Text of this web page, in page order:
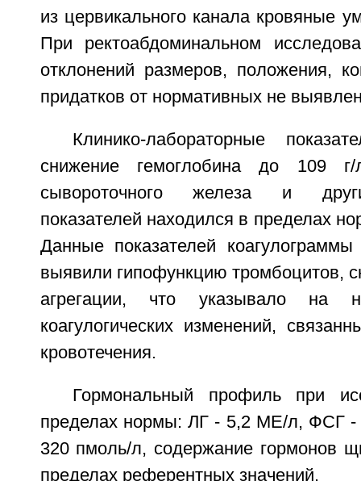
из цервикального канала кровяные
При ректоабдоминальном
отклонений размеров, положения,
придатков от нормативных не
Клинико-лабораторные
снижение гемоглобина до 109
сывороточного железа и
показателей находился в пределах
Данные показателей
выявили гипофункцию тромбоцитов,
агрегации, что указывало на
коагулогических изменений,
кровотечения.
Гормональный профиль при
пределах нормы: ЛГ - 5,2 МЕ/л, ФСГ -
320 пмоль/л, содержание гормонов
пределах референтных значений.